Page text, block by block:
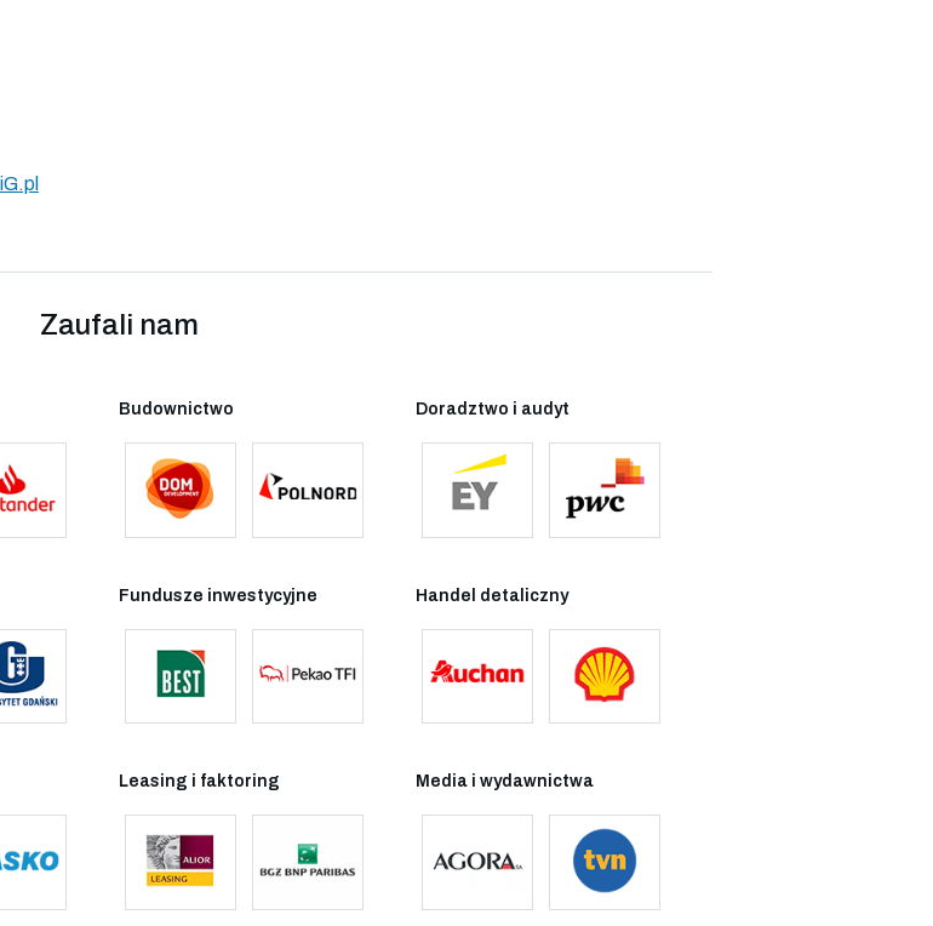
Zaufali nam
Budownictwo Doradztwo i audyt
Fundusze inwestycyjne Handel detaliczny
Leasing i faktoring Media i wydawnictwa